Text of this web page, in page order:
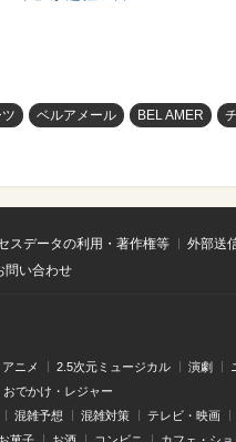
ベルアメール BEL AMER
スデータの利用・著作権等 外部送
問い合わせ
アニメ 2.5次元ミュージカル 演劇
おでかけ・レジャー
混雑予想 混雑対策 テレビ・映画